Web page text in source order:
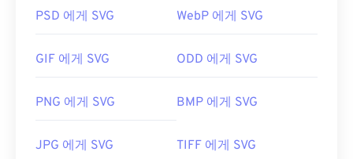
PSD 에게 SVG WebP 에게 SVG
GIF 에게 SVG ODD 에게 SVG
PNG 에게 SVG BMP 에게 SVG
JPG 에게 SVG TIFF 에게 SVG